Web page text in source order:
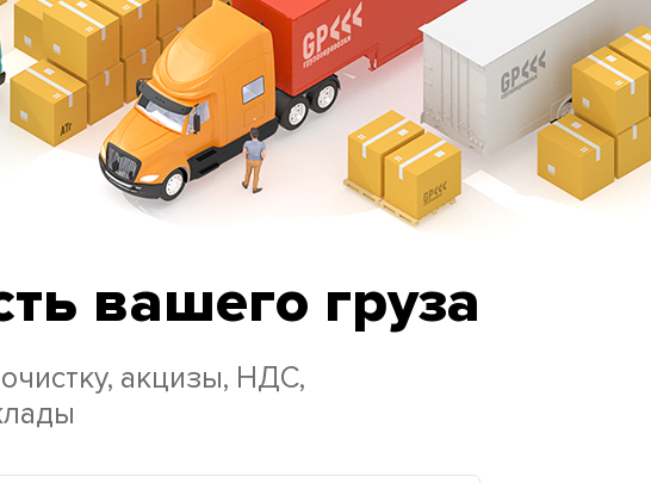
вашего груза
акцизы, НДС,